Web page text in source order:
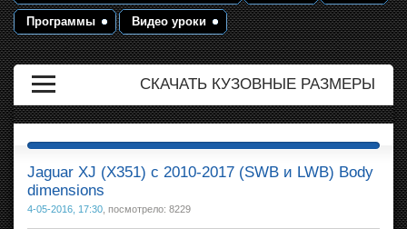
Программы Видео уроки
СКАЧАТЬ КУЗОВНЫЕ РАЗМЕРЫ
Jaguar XJ (X351) с 2010-2017 (SWB и LWB) Body
dimensions
4-05-2016, 17:30 , посмотрело: 8229